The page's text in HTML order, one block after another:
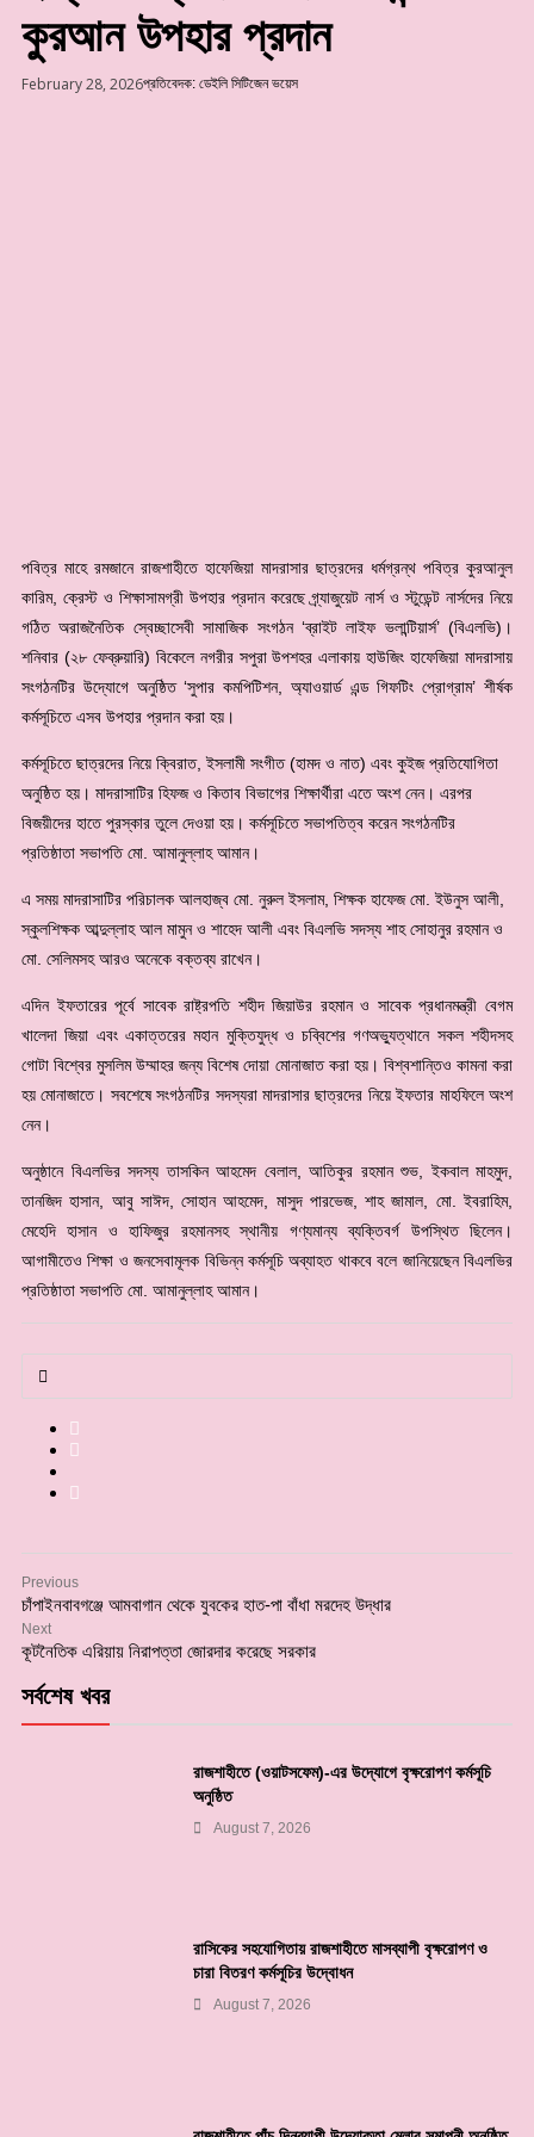
কুরআন উপহার প্রদান
February 28, 2026প্রতিবেদক: ডেইলি সিটিজেন ভয়েস
পবিত্র মাহে রমজানে রাজশাহীতে হাফেজিয়া মাদরাসার ছাত্রদের ধর্মগ্রন্থ পবিত্র কুরআনুল
কারিম, ক্রেস্ট ও শিক্ষাসামগ্রী উপহার প্রদান করেছে গ্র্যাজুয়েট নার্স ও স্টুডেন্ট নার্সদের নিয়ে
গঠিত অরাজনৈতিক স্বেচ্ছাসেবী সামাজিক সংগঠন ‘ব্রাইট লাইফ ভলান্টিয়ার্স’ (বিএলভি)।
শনিবার (২৮ ফেব্রুয়ারি) বিকেলে নগরীর সপুরা উপশহর এলাকায় হাউজিং হাফেজিয়া মাদরাসায়
সংগঠনটির উদ্যোগে অনুষ্ঠিত ‘সুপার কমপিটিশন, অ্যাওয়ার্ড এন্ড গিফটিং প্রোগ্রাম’ শীর্ষক
কর্মসূচিতে এসব উপহার প্রদান করা হয়।
কর্মসূচিতে ছাত্রদের নিয়ে ক্বিরাত, ইসলামী সংগীত (হামদ ও নাত) এবং কুইজ প্রতিযোগিতা
অনুষ্ঠিত হয়। মাদরাসাটির হিফজ ও কিতাব বিভাগের শিক্ষার্থীরা এতে অংশ নেন। এরপর
বিজয়ীদের হাতে পুরস্কার তুলে দেওয়া হয়। কর্মসূচিতে সভাপতিত্ব করেন সংগঠনটির
প্রতিষ্ঠাতা সভাপতি মো. আমানুল্লাহ আমান।
এ সময় মাদরাসাটির পরিচালক আলহাজ্ব মো. নুরুল ইসলাম, শিক্ষক হাফেজ মো. ইউনুস আলী,
স্কুলশিক্ষক আব্দুল্লাহ আল মামুন ও শাহেদ আলী এবং বিএলভি সদস্য শাহ সোহানুর রহমান ও
মো. সেলিমসহ আরও অনেকে বক্তব্য রাখেন।
এদিন ইফতারের পূর্বে সাবেক রাষ্ট্রপতি শহীদ জিয়াউর রহমান ও সাবেক প্রধানমন্ত্রী বেগম
খালেদা জিয়া এবং একাত্তরের মহান মুক্তিযুদ্ধ ও চব্বিশের গণঅভ্যুত্থানে সকল শহীদসহ
গোটা বিশ্বের মুসলিম উম্মাহর জন্য বিশেষ দোয়া মোনাজাত করা হয়। বিশ্বশান্তিও কামনা করা
হয় মোনাজাতে। সবশেষে সংগঠনটির সদস্যরা মাদরাসার ছাত্রদের নিয়ে ইফতার মাহফিলে অংশ
নেন।
অনুষ্ঠানে বিএলভির সদস্য তাসকিন আহমেদ বেলাল, আতিকুর রহমান শুভ, ইকবাল মাহমুদ,
তানজিদ হাসান, আবু সাঈদ, সোহান আহমেদ, মাসুদ পারভেজ, শাহ জামাল, মো. ইবরাহিম,
মেহেদি হাসান ও হাফিজুর রহমানসহ স্থানীয় গণ্যমান্য ব্যক্তিবর্গ উপস্থিত ছিলেন।
আগামীতেও শিক্ষা ও জনসেবামূলক বিভিন্ন কর্মসূচি অব্যাহত থাকবে বলে জানিয়েছেন বিএলভির
প্রতিষ্ঠাতা সভাপতি মো. আমানুল্লাহ আমান।
Previous
চাঁপাইনবাবগঞ্জে আমবাগান থেকে যুবকের হাত-পা বাঁধা মরদেহ উদ্ধার
Next
কূটনৈতিক এরিয়ায় নিরাপত্তা জোরদার করেছে সরকার
সর্বশেষ খবর
রাজশাহীতে (ওয়াটসফেম)-এর উদ্যোগে বৃক্ষরোপণ কর্মসূচি
অনুষ্ঠিত
August 7, 2026
রাসিকের সহযোগিতায় রাজশাহীতে মাসব্যাপী বৃক্ষরোপণ ও
চারা বিতরণ কর্মসূচির উদ্বোধন
August 7, 2026